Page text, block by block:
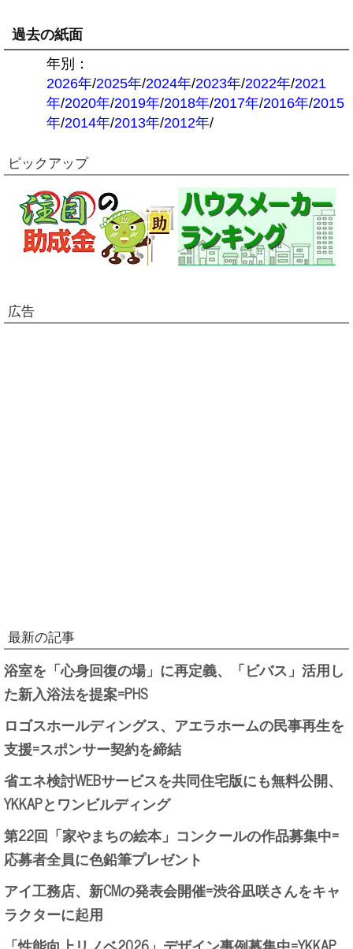
過去の紙面
年別：
2026年/2025年/2024年/2023年/2022年/2021
年/2020年/2019年/2018年/2017年/2016年/2015
年/2014年/2013年/2012年/
ピックアップ
広告
最新の記事
浴室を「心身回復の場」に再定義、「ビバス」活用し
た新入浴法を提案=PHS
ロゴスホールディングス、アエラホームの民事再生を
支援=スポンサー契約を締結
省エネ検討WEBサービスを共同住宅版にも無料公開、
YKKAPとワンビルディング
第22回「家やまちの絵本」コンクールの作品募集中=
応募者全員に色鉛筆プレゼント
アイ工務店、新CMの発表会開催=渋谷凪咲さんをキャ
ラクターに起用